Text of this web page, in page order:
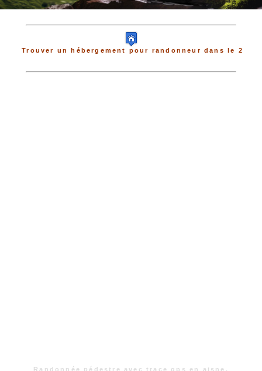
Trouver un hébergement pour randonneur dans le 2
Randonnée pédestre avec trace gps en aisne.